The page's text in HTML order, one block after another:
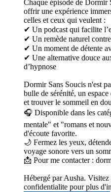
Chaque épisode de Dormir
offrir une expérience
celles et ceux qui veulent :
✔ Un podcast qui facilite
✔ Un remède naturel
✔ Un moment de détente
✔ Une alternative douce
d’hypnose
Dormir Sans Soucis n'est
bulle de sérénité, un
et trouver le sommeil en
🎧 Disponible dans les
mentale" et "romans et
d'écoute favorite.
🌙 Fermez les yeux,
voyage sonore vers un
📩 Pour me contacter :
Hébergé par Ausha.
confidentialite pour plus